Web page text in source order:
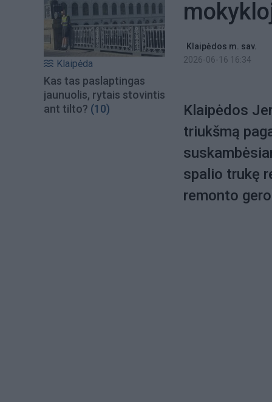
Klaipėda
Kas tas paslaptingas
jaunuolis, rytais stovintis
ant tilto? (10)
Klaipėdos m. sav.
2026-06-16 16:34
Klaipėdos
triukšmą
spalio trukę
remonto